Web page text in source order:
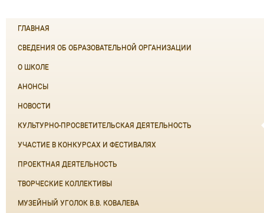
ГЛАВНАЯ
СВЕДЕНИЯ ОБ ОБРАЗОВАТЕЛЬНОЙ ОРГАНИЗАЦИИ
О ШКОЛЕ
АНОНСЫ
НОВОСТИ
КУЛЬТУРНО-ПРОСВЕТИТЕЛЬСКАЯ ДЕЯТЕЛЬНОСТЬ
УЧАСТИЕ В КОНКУРСАХ И ФЕСТИВАЛЯХ
ПРОЕКТНАЯ ДЕЯТЕЛЬНОСТЬ
ТВОРЧЕСКИЕ КОЛЛЕКТИВЫ
МУЗЕЙНЫЙ УГОЛОК В.В. КОВАЛЕВА